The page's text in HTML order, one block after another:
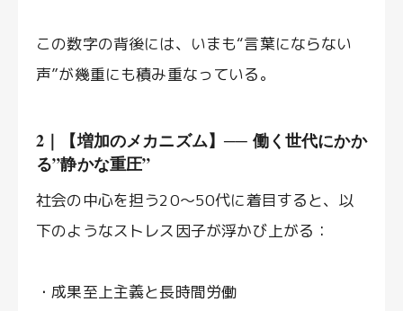
この数字の背後には、いまも“言葉にならない
声”が幾重にも積み重なっている。
2｜【増加のメカニズム】── 働く世代にかか
る”静かな重圧”
社会の中心を担う20〜50代に着目すると、以
下のようなストレス因子が浮かび上がる：
・成果至上主義と長時間労働